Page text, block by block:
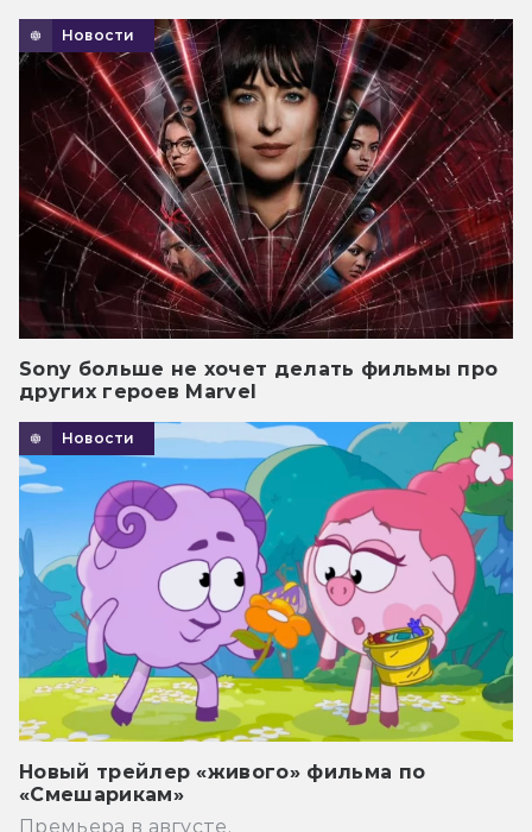
Новости
Sony больше не хочет делать фильмы про
других героев Marvel
Новости
Новый трейлер «живого» фильма по
«Смешарикам»
Премьера в августе.